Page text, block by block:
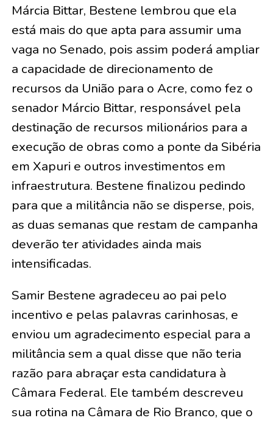
Márcia Bittar, Bestene lembrou que ela
está mais do que apta para assumir uma
vaga no Senado, pois assim poderá ampliar
a capacidade de direcionamento de
recursos da União para o Acre, como fez o
senador Márcio Bittar, responsável pela
destinação de recursos milionários para a
execução de obras como a ponte da Sibéria
em Xapuri e outros investimentos em
infraestrutura. Bestene finalizou pedindo
para que a militância não se disperse, pois,
as duas semanas que restam de campanha
deverão ter atividades ainda mais
intensificadas.
Samir Bestene agradeceu ao pai pelo
incentivo e pelas palavras carinhosas, e
enviou um agradecimento especial para a
militância sem a qual disse que não teria
razão para abraçar esta candidatura à
Câmara Federal. Ele também descreveu
sua rotina na Câmara de Rio Branco, que o